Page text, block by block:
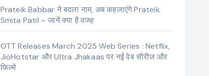
Prateik Babbar ने बदला नाम, अब कहलाएंगे Prateik
Smita Patil – जानें क्या है वजह
OTT Releases March 2025 Web Series : Netflix,
JioHotstar और Ultra Jhakaas पर नई वेब सीरीज और
फिल्में